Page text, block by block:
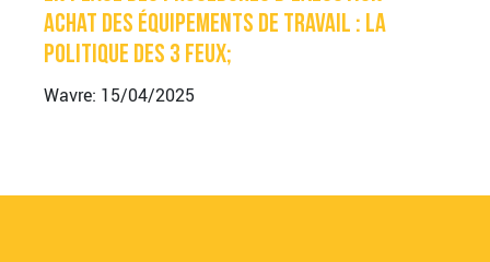
achat des équipements de travail : la
politique des 3 feux;
Wavre: 15/04/2025